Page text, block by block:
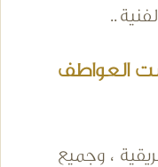
..
العواطف
، وجميع